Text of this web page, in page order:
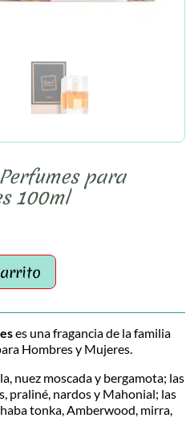
para
100ml
es una fragancia de la familia
Hombres y Mujeres.
nuez moscada y bergamota; las
praliné, nardos y Mahonial; las
tonka, Amberwood, mirra,